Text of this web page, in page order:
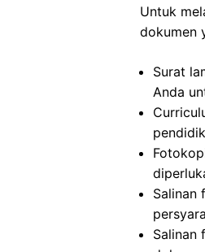
Untuk
dokumen
Surat
Anda
Salinan
Salinan